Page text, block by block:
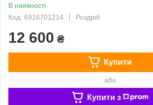
В наявності
Код: 6916701214
Роздріб
12 600 ₴
Купити
або
Купити з